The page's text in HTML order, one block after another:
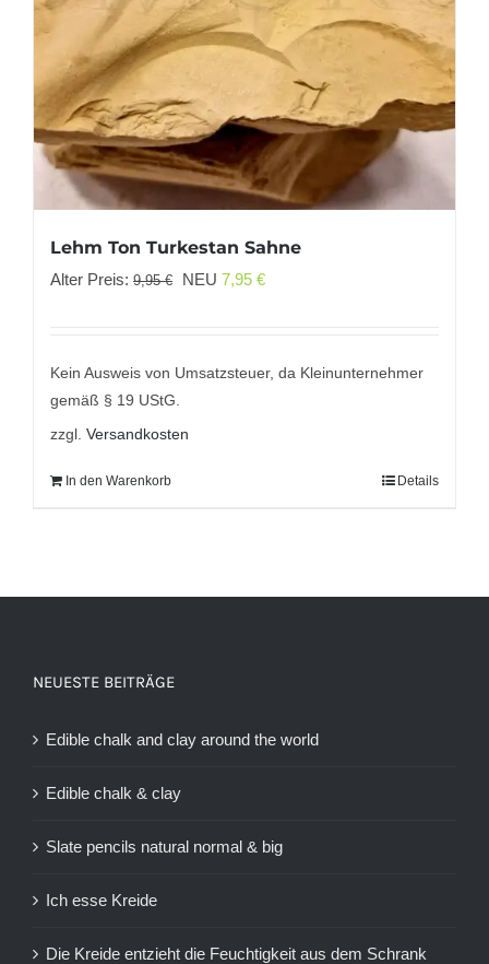
Lehm Ton Turkestan Sahne
Alter Preis: 9,95€
Ursprünglicher
9,95 €
NEU 7,95 €Aktueller
7,95 €.
Kein Ausweis von Umsatzsteuer, da Kleinunternehmer
gemäß § 19 UStG.
zzgl. Versandkosten
In den Warenkorb Details
NEUESTE BEITRÄGE
Edible chalk and clay around the world
Edible chalk & clay
Slate pencils natural normal & big
Ich esse Kreide
Die Kreide entzieht die Feuchtigkeit aus dem Schrank